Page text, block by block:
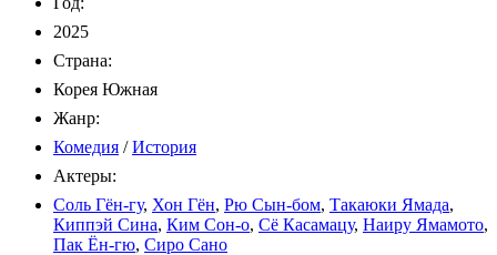
2025
Страна:
Корея Южная
Жанр:
Комедия /История
Актеры:
Соль Гён-гу, Хон Гён, Рю Сын-бом, Такаюки Ямада,
Киппэй Сина, Ким Сон-о, Сё Касамацу, Наиру Ямамото,
Пак Ён-гю, Сиро Сано